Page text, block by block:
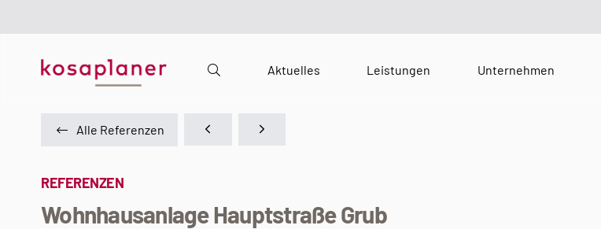
Aktuelles Leistungen Unternehmen
Alle Referenzen
REFERENZEN
Wohnhausanlage Hauptstraße Grub